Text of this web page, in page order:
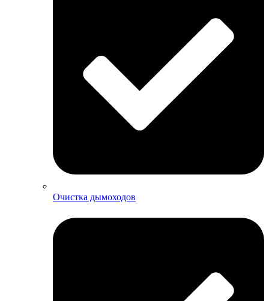
Очистка дымоходов